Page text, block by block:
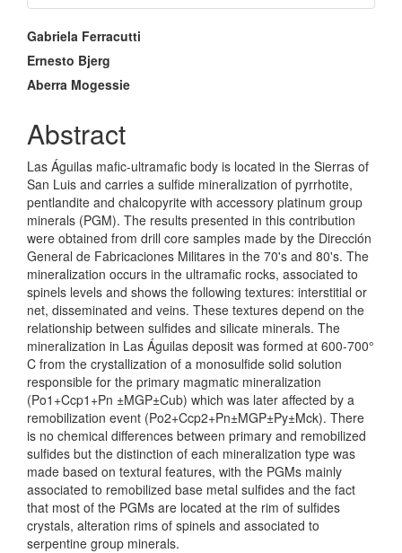
Main
Article
Content
Gabriela Ferracutti
Ernesto Bjerg
Aberra Mogessie
Abstract
Las Águilas mafic-ultramafic body is located in the Sierras of
San Luis and carries a sulfide mineralization of pyrrhotite,
pentlandite and chalcopyrite with accessory platinum group
minerals (PGM). The results presented in this contribution
were obtained from drill core samples made by the Dirección
General de Fabricaciones Militares in the 70's and 80's. The
mineralization occurs in the ultramafic rocks, associated to
spinels levels and shows the following textures: interstitial or
net, disseminated and veins. These textures depend on the
relationship between sulfides and silicate minerals. The
mineralization in Las Águilas deposit was formed at 600-700°
C from the crystallization of a monosulfide solid solution
responsible for the primary magmatic mineralization
(Po1+Ccp1+Pn ±MGP±Cub) which was later affected by a
remobilization event (Po2+Ccp2+Pn±MGP±Py±Mck). There
is no chemical differences between primary and remobilized
sulfides but the distinction of each mineralization type was
made based on textural features, with the PGMs mainly
associated to remobilized base metal sulfides and the fact
that most of the PGMs are located at the rim of sulfides
crystals, alteration rims of spinels and associated to
serpentine group minerals.